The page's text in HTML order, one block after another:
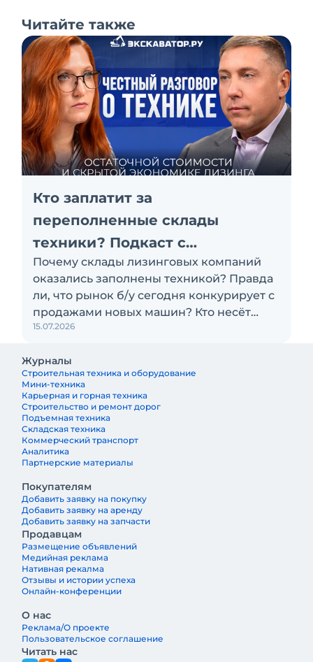
Читайте также
Кто заплатит за
переполненные склады
техники? Подкаст с
«Балтийским лизингом»
Почему склады лизинговых компаний
оказались заполнены техникой? Правда
ли, что рынок б/у сегодня конкурирует с
продажами новых машин? Кто несёт
убытки по проблемным активам:
клиент? Эти и другие вопросы
обсуждаем с Антоном Сапожковым,
первым заместителем генерального
директора компании «Балтийский
лизинг»
15.07.2026
Журналы
Строительная техника и оборудование
Мини-техника
Карьерная и горная техника
Строительство и ремонт дорог
Подъемная техника
Складская техника
Коммерческий транспорт
Аналитика
Партнерские материалы
Покупателям
Добавить заявку на покупку
Добавить заявку на аренду
Добавить заявку на запчасти
Продавцам
Размещение объявлений
Медийная реклама
Нативная рекалма
Отзывы и истории успеха
Онлайн-конференции
О нас
Реклама/О проекте
Пользовательское соглашение
Читать нас